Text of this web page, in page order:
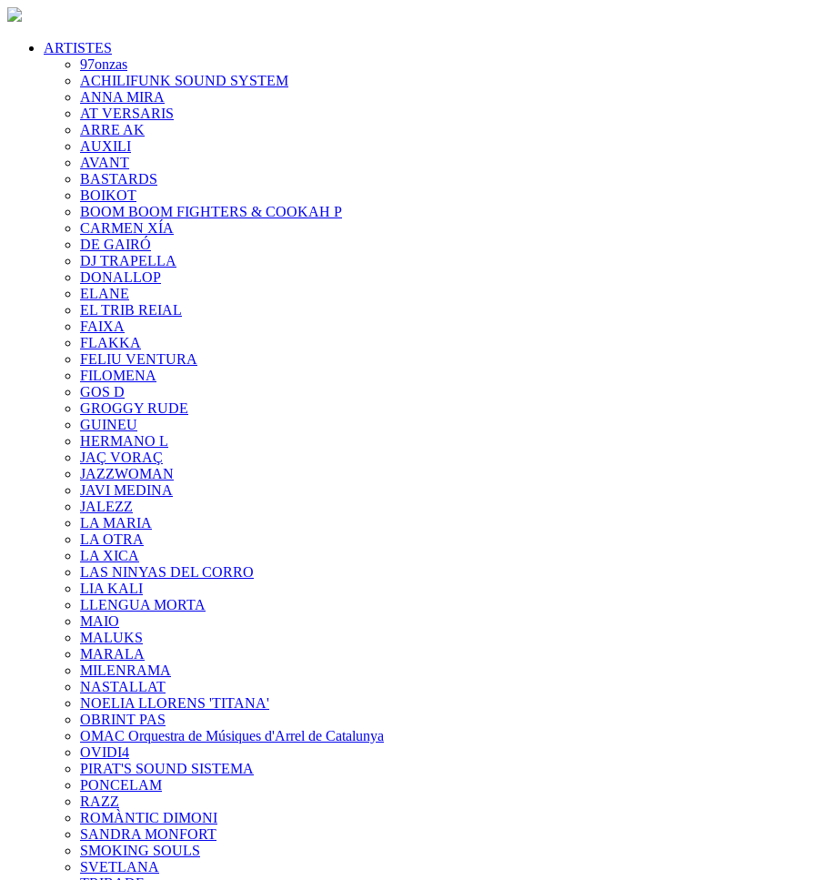
ARTISTES
97onzas
ACHILIFUNK SOUND SYSTEM
ANNA MIRA
AT VERSARIS
ARRE AK
AUXILI
AVANT
BASTARDS
BOIKOT
BOOM BOOM FIGHTERS & COOKAH P
CARMEN XÍA
DE GAIRÓ
DJ TRAPELLA
DONALLOP
ELANE
EL TRIB REIAL
FAIXA
FLAKKA
FELIU VENTURA
FILOMENA
GOS D
GROGGY RUDE
GUINEU
HERMANO L
JAÇ VORAÇ
JAZZWOMAN
JAVI MEDINA
JALEZZ
LA MARIA
LA OTRA
LA XICA
LAS NINYAS DEL CORRO
LIA KALI
LLENGUA MORTA
MAIO
MALUKS
MARALA
MILENRAMA
NASTALLAT
NOELIA LLORENS 'TITANA'
OBRINT PAS
OMAC Orquestra de Músiques d'Arrel de Catalunya
OVIDI4
PIRAT'S SOUND SISTEMA
PONCELAM
RAZZ
ROMÀNTIC DIMONI
SANDRA MONFORT
SMOKING SOULS
SVETLANA